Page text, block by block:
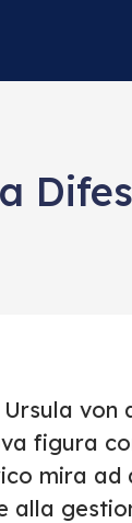
von
figura
mira
alla